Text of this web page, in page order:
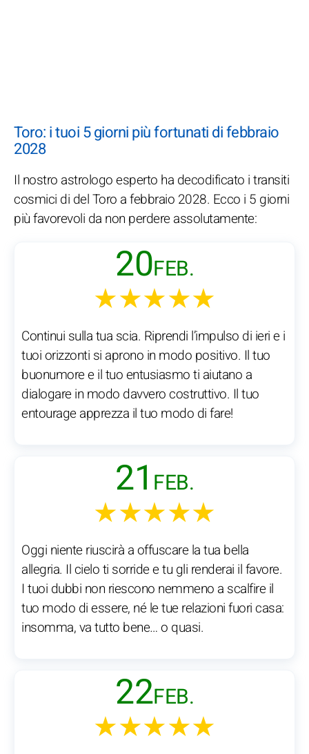
Toro: i tuoi 5 giorni più fortunati di febbraio
2028
Il nostro astrologo esperto ha decodificato i transiti
cosmici di del Toro a febbraio 2028. Ecco i 5 giorni
più favorevoli da non perdere assolutamente:
20FEB.
★★★★★
Continui sulla tua scia. Riprendi l’impulso di ieri e i
tuoi orizzonti si aprono in modo positivo. Il tuo
buonumore e il tuo entusiasmo ti aiutano a
dialogare in modo davvero costruttivo. Il tuo
entourage apprezza il tuo modo di fare!
21 FEB.
★★★★★
Oggi niente riuscirà a offuscare la tua bella
allegria. Il cielo ti sorride e tu gli renderai il favore.
I tuoi dubbi non riescono nemmeno a scalfire il
tuo modo di essere, né le tue relazioni fuori casa:
insomma, va tutto bene… o quasi.
22FEB.
★★★★★